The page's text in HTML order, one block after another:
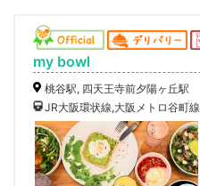
my bowl
桃谷駅, 四天王寺前夕陽ヶ丘駅
JR大阪環状線,大阪メトロ谷町線